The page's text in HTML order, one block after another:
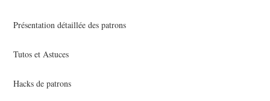
Présentation détaillée des patrons
Tutos et Astuces
Hacks de patrons